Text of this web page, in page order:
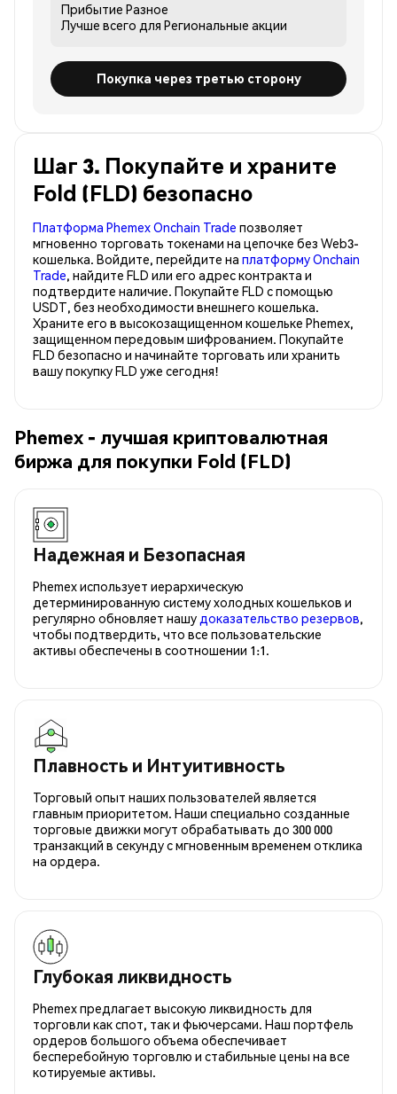
Прибытие Разное
Лучше всего для Региональные акции
Покупка через третью сторону
Шаг 3. Покупайте и храните
Fold (FLD) безопасно
Платформа Phemex Onchain Trade позволяет
мгновенно торговать токенами на цепочке без Web3-
кошелька. Войдите, перейдите на платформу Onchain
Trade, найдите FLD или его адрес контракта и
подтвердите наличие. Покупайте FLD с помощью
USDT, без необходимости внешнего кошелька.
Храните его в высокозащищенном кошельке Phemex,
защищенном передовым шифрованием. Покупайте
FLD безопасно и начинайте торговать или хранить
вашу покупку FLD уже сегодня!
Phemex - лучшая криптовалютная
биржа для покупки Fold (FLD)
Надежная и Безопасная
Phemex использует иерархическую
детерминированную систему холодных кошельков и
регулярно обновляет нашу доказательство резервов,
чтобы подтвердить, что все пользовательские
активы обеспечены в соотношении 1:1.
Плавность и Интуитивность
Торговый опыт наших пользователей является
главным приоритетом. Наши специально созданные
торговые движки могут обрабатывать до 300 000
транзакций в секунду с мгновенным временем отклика
на ордера.
Глубокая ликвидность
Phemex предлагает высокую ликвидность для
торговли как спот, так и фьючерсами. Наш портфель
ордеров большого объема обеспечивает
бесперебойную торговлю и стабильные цены на все
котируемые активы.